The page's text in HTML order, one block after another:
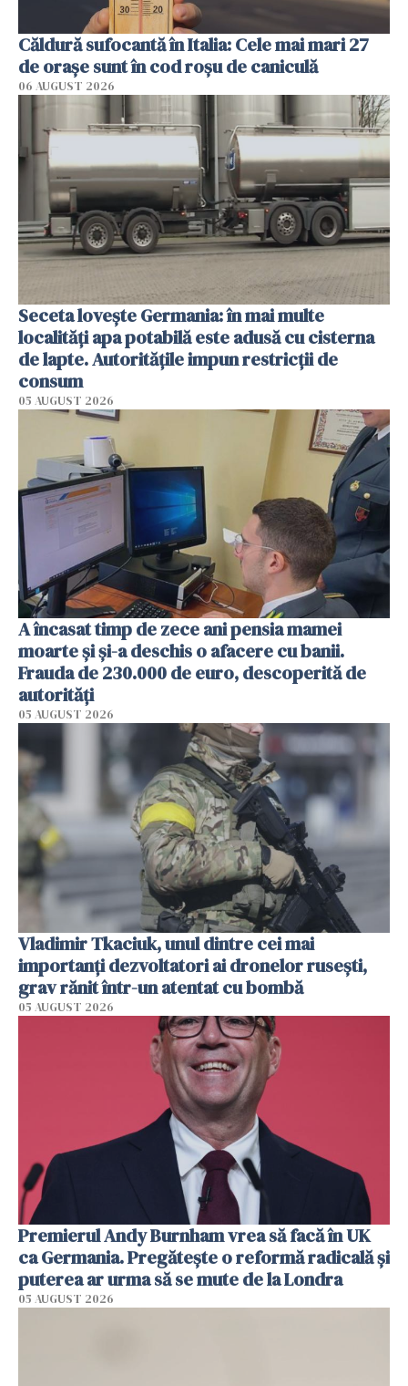
Căldură sufocantă în Italia: Cele mai mari 27
de orașe sunt în cod roșu de caniculă
06 AUGUST 2026
Seceta lovește Germania: în mai multe
localități apa potabilă este adusă cu cisterna
de lapte. Autoritățile impun restricții de
consum
05 AUGUST 2026
A încasat timp de zece ani pensia mamei
moarte și și-a deschis o afacere cu banii.
Frauda de 230.000 de euro, descoperită de
autorități
05 AUGUST 2026
Vladimir Tkaciuk, unul dintre cei mai
importanți dezvoltatori ai dronelor rusești,
grav rănit într-un atentat cu bombă
05 AUGUST 2026
Premierul Andy Burnham vrea să facă în UK
ca Germania. Pregătește o reformă radicală și
puterea ar urma să se mute de la Londra
05 AUGUST 2026